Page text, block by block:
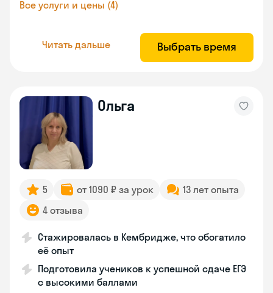
Все услуги и цены (4)
Читать дальше Выбрать время
Ольга
5 от 1090 ₽ за урок
13 лет опыта
4 отзыва
Стажировалась в Кембридже, что обогатило
её опыт
Подготовила учеников к успешной сдаче ЕГЭ
с высокими баллами